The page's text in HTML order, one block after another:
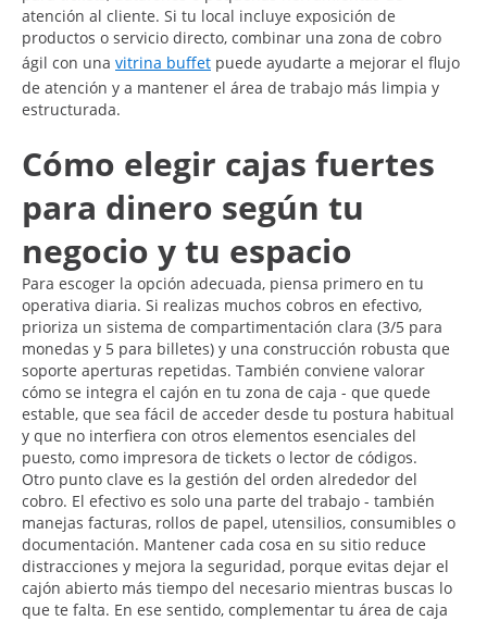
atención al cliente. Si tu local incluye exposición de
productos o servicio directo, combinar una zona de cobro
ágil con una vitrina buffet puede ayudarte a mejorar el flujo
de atención y a mantener el área de trabajo más limpia y
estructurada.
Cómo elegir cajas fuertes
para dinero según tu
negocio y tu espacio
Para escoger la opción adecuada, piensa primero en tu
operativa diaria. Si realizas muchos cobros en efectivo,
prioriza un sistema de compartimentación clara (3/5 para
monedas y 5 para billetes) y una construcción robusta que
soporte aperturas repetidas. También conviene valorar
cómo se integra el cajón en tu zona de caja - que quede
estable, que sea fácil de acceder desde tu postura habitual
y que no interfiera con otros elementos esenciales del
puesto, como impresora de tickets o lector de códigos.
Otro punto clave es la gestión del orden alrededor del
cobro. El efectivo es solo una parte del trabajo - también
manejas facturas, rollos de papel, utensilios, consumibles o
documentación. Mantener cada cosa en su sitio reduce
distracciones y mejora la seguridad, porque evitas dejar el
cajón abierto más tiempo del necesario mientras buscas lo
que te falta. En ese sentido, complementar tu área de caja